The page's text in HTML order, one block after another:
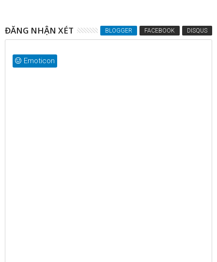
ĐĂNG NHẬN XÉT BLOGGER FACEBOOK DISQUS
Emoticon